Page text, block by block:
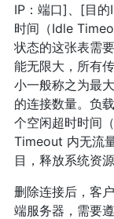
IP：端口]、[目
时间（Idle
状态的这张表需
能无限大，所有
小一般称之为最
的连接数量。负
个空闲超时时间
Timeout 内无流
目，释放系统资源
删除连接后，客
端服务器，需要